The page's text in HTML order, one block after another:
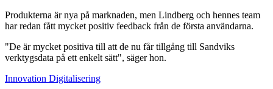
Produkterna är nya på marknaden, men Lindberg och hennes team
har redan fått mycket positiv feedback från de första användarna.
"De är mycket positiva till att de nu får tillgång till Sandviks
verktygsdata på ett enkelt sätt", säger hon.
Innovation Digitalisering